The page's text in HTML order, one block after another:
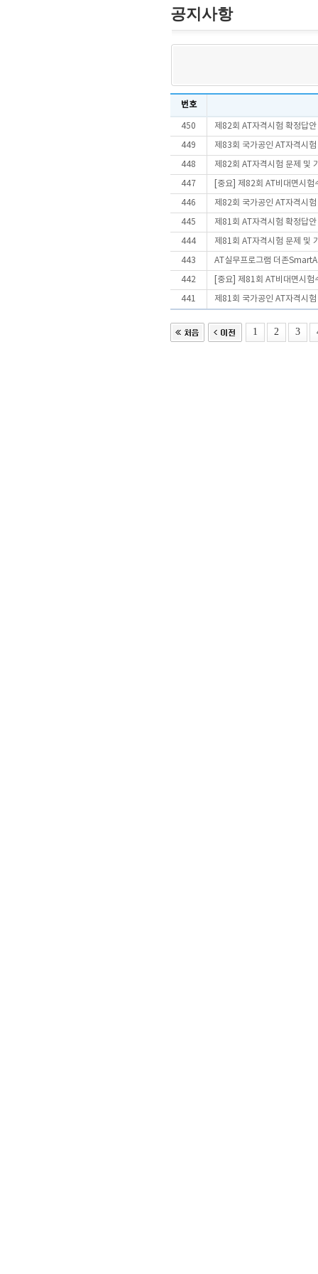
공지사항
번호
450 제82회 AT자격시험 확정답
449 제83회 국가공인 AT자격시
448 제82회 AT자격시험 문제 및
447 [중요] 제82회 AT비대면시험
446 제82회 국가공인 AT자격시
445 제81회 AT자격시험 확정답
444 제81회 AT자격시험 문제 및
443 AT실무프로그램 더존
442 [중요] 제81회 AT비대면시험
441 제81회 국가공인 AT자격시
1 2 3